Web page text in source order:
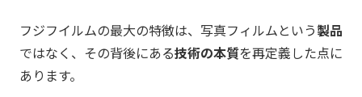
フジフイルムの最大の特徴は、写真フィルムという製品
ではなく、その背後にある技術の本質を再定義した点に
あります。